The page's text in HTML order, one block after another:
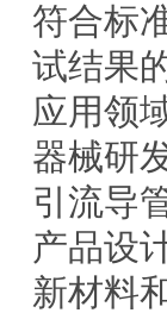
符合标
试结果
应用领
器械研
引流导
产品设
新材料